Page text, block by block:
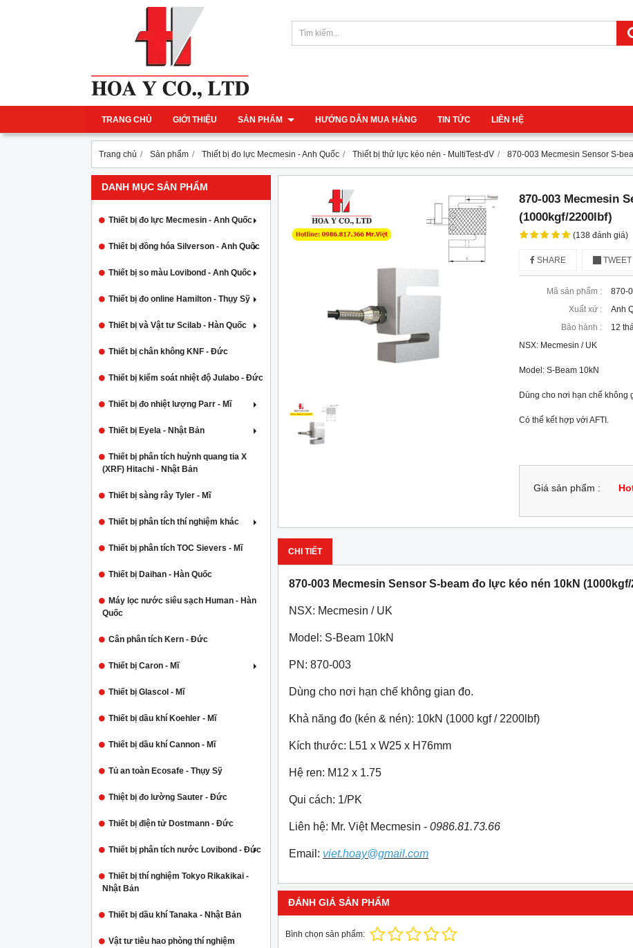
TRANG CHỦ GIỚI THIỆU SẢN PHẨM HƯỚNG DẪN MUA HÀNG TIN TỨC LIÊN HỆ
Trang chủ Sản phẩm Thiết bị đo lực Mecmesin - Anh Quốc Thiết bị thử lực kéo nén - MultiTest-dV 870-003 Mecmesin Sensor S-
DANH MỤC SẢN PHẨM
Thiết bị đo lực Mecmesin - Anh Quốc
Thiết bị đồng hóa Silverson - Anh Quốc
Thiết bị so màu Lovibond - Anh Quốc
Thiết bị đo online Hamilton - Thụy Sỹ
Thiết bị và Vật tư Scilab - Hàn Quốc
Thiết bị chân không KNF - Đức
Thiết bị kiểm soát nhiệt độ Julabo - Đức
Thiết bị đo nhiệt lượng Parr - Mĩ
Thiết bị Eyela - Nhật Bản
Thiết bị phân tích huỳnh quang tia X
(XRF) Hitachi - Nhật Bản
Thiết bị sàng rây Tyler - Mĩ
Thiết bị phân tích thí nghiệm khác
Thiết bị phân tích TOC Sievers - Mĩ
Thiết bị Daihan - Hàn Quốc
Máy lọc nước siêu sạch Human - Hàn
Quốc
Cân phân tích Kern - Đức
Thiết bị Caron - Mĩ
Thiết bị Glascol - Mĩ
Thiết bị dầu khí Koehler - Mĩ
Thiết bị dầu khí Cannon - Mĩ
Tủ an toàn Ecosafe - Thụy Sỹ
Thiệt bị đo lường Sauter - Đức
Thiết bị điện tử Dostmann - Đức
Thiết bị phân tích nước Lovibond - Đức
Thiết bị thí nghiệm Tokyo Rikakikai -
Nhật Bản
Thiết bị dầu khí Tanaka - Nhật Bản
Vật tư tiêu hao phòng thí nghiệm
870-003 Mecmesin
(1000kgf/2200lbf)
(138 đánh giá)
SHARE TWEET
Mã sản phẩm :
870-
Xuất xứ :
Anh
Bảo hành :
12
NSX: Mecmesin / UK
Model: S-Beam 10kN
Dùng cho nơi hạn chế không
Có thể kết hợp với AFTI.
Giá sản phẩm :
CHI TIẾT
870-003 Mecmesin Sensor S-beam đo lực kéo nén 10kN
NSX: Mecmesin / UK
Model: S-Beam 10kN
PN: 870-003
Dùng cho nơi hạn chế không gian đo.
Khả năng đo (kén & nén): 10kN (1000 kgf / 2200lbf)
Kích thước: L51 x W25 x H76mm
Hệ ren: M12 x 1.75
Qui cách: 1/PK
Liên hệ: Mr. Việt Mecmesin - 0986.81.73.66
Email: viet.hoay@gmail.com
ĐÁNH GIÁ SẢN PHẨM
Bình chọn sản phẩm: